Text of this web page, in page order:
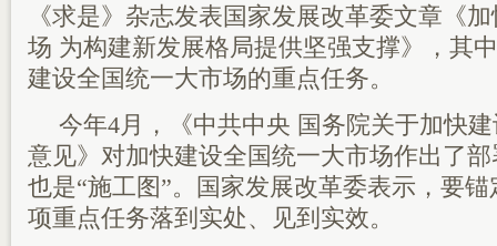
《求是》杂志发表国家发展改革委文章《
场 为构建新发展格局提供坚强支撑》，其
建设全国统一大市场的重点任务。
今年4月，《中共中央 国务院关于加快
意见》对加快建设全国统一大市场作出了
也是“施工图”。国家发展改革委表示，要
项重点任务落到实处、见到实效。